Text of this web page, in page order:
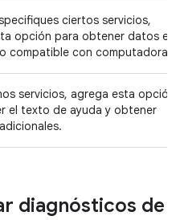
ciertos servicios,
opción para obtener datos en
compatible con computadoras.
servicios, agrega esta opción
el texto de ayuda y obtener
diagnósticos de